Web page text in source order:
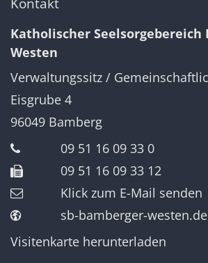
Katholischer Seelsorgebereich
Westen
Verwaltungssitz /
Eisgrube 4
96049 Bamberg
09 51 16 09 33 0
09 51 16 09 33 12
Klick zum E-Mail senden
sb-bamberger-westen.de
Visitenkarte herunterladen